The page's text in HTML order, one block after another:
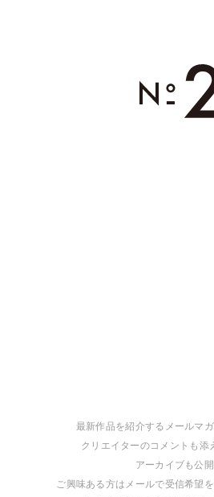
最新作品を紹介するメールマガ
クリエイターのコメントも添
アーカイブも公開
ご興味ある方はメールで受信希望